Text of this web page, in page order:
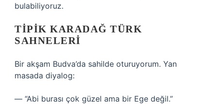
bulabiliyoruz.
TIPIK KARADAĞ TÜRK
SAHNELERI
Bir akşam Budva’da sahilde oturuyorum. Yan
masada diyalog:
— “Abi burası çok güzel ama bir Ege değil.”